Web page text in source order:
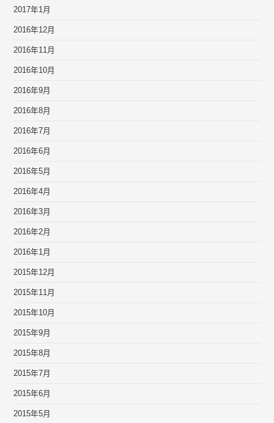
2017年1月
2016年12月
2016年11月
2016年10月
2016年9月
2016年8月
2016年7月
2016年6月
2016年5月
2016年4月
2016年3月
2016年2月
2016年1月
2015年12月
2015年11月
2015年10月
2015年9月
2015年8月
2015年7月
2015年6月
2015年5月